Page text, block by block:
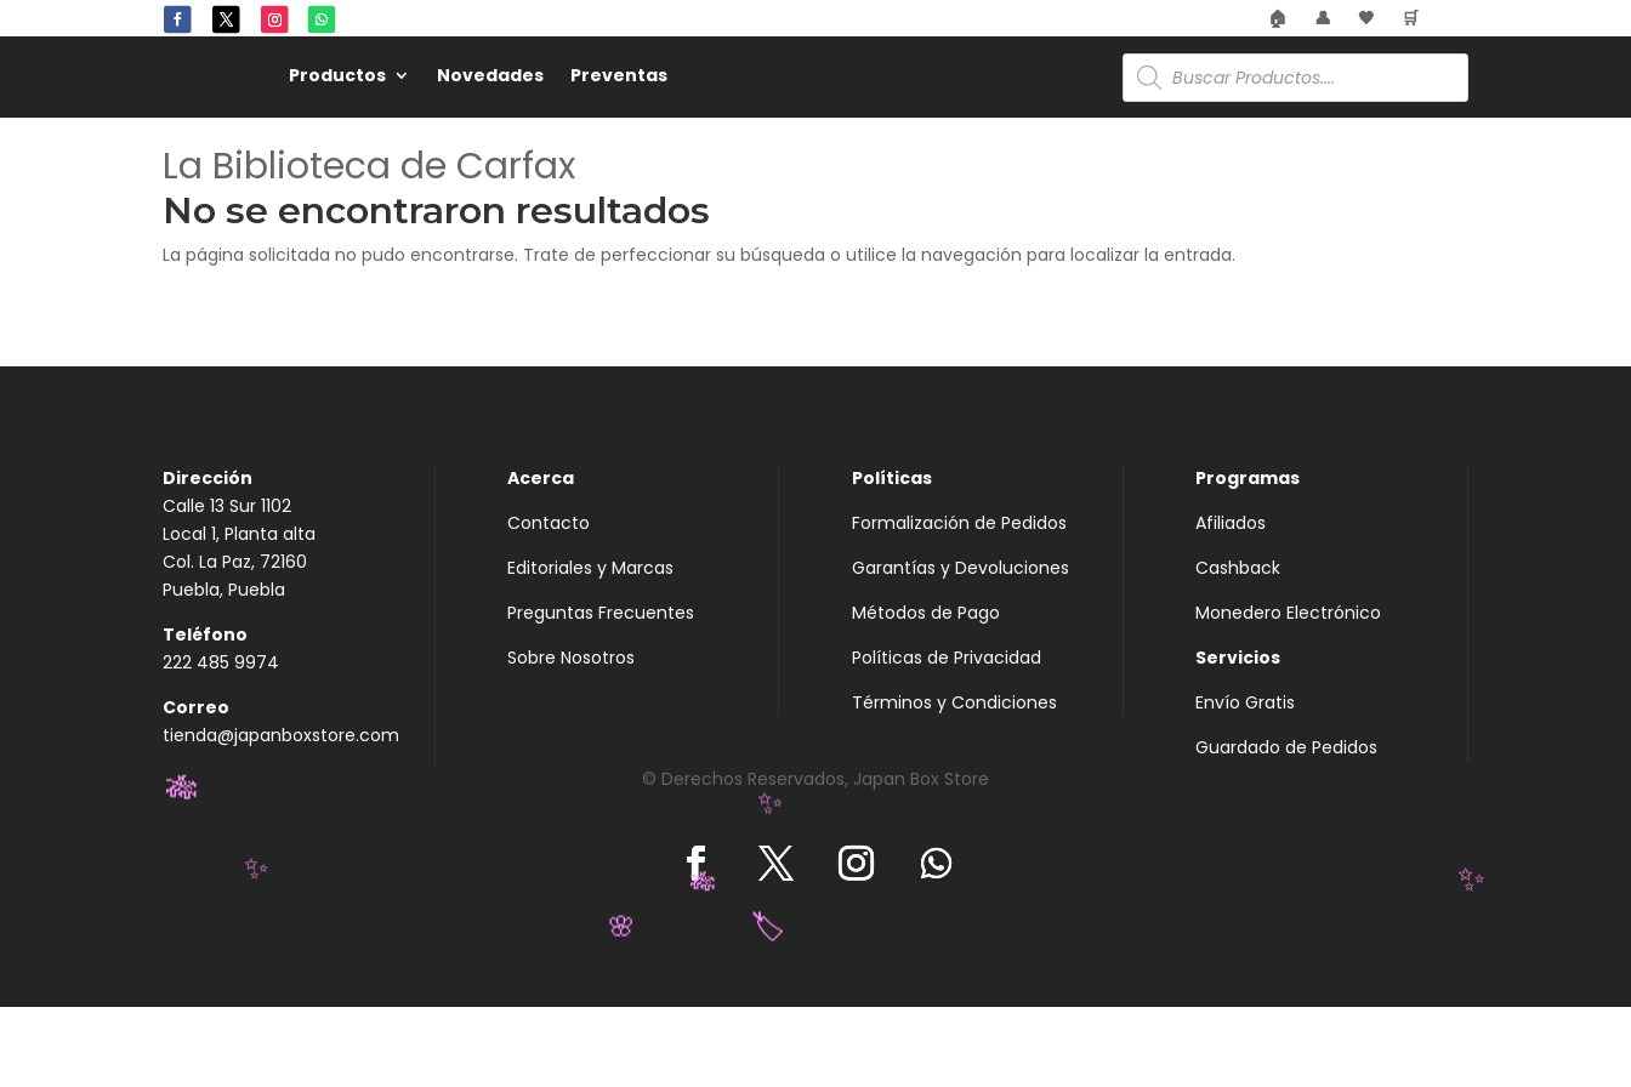
🏠 👤 🖤 🛒
Productos Novedades Preventas
Búsqueda
de
productos
La Biblioteca de Carfax
No se encontraron resultados
La página solicitada no pudo encontrarse. Trate de perfeccionar su búsqueda o utilice la navegación para localizar la entrada.
Dirección
Calle 13 Sur 1102
Local 1, Planta alta
Col. La Paz, 72160
Puebla, Puebla
Teléfono
222 485 9974
Correo
tienda@japanboxstore.com
Acerca
Contacto
Editoriales y Marcas
Preguntas Frecuentes
Sobre Nosotros
Políticas
Formalización de Pedidos
Garantías y Devoluciones
Métodos de Pago
Políticas de Privacidad
Términos y Condiciones
Programas
Afiliados
Cashback
Monedero Electrónico
Servicios
Envío Gratis
Guardado de Pedidos
© Derechos Reservados, Japan Box Store